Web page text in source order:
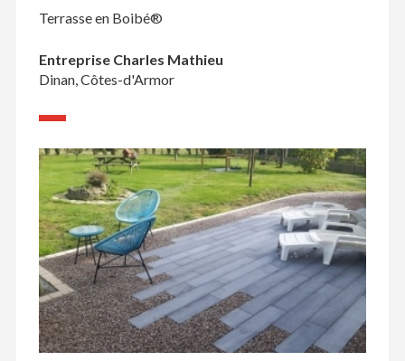
Terrasse en Boibé®
Entreprise Charles Mathieu
Dinan, Côtes-d'Armor